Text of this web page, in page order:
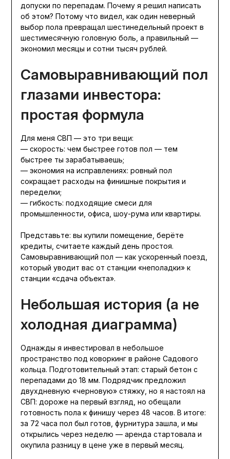
допуски по перепадам. Почему я решил написать
об этом? Потому что видел, как один неверный
выбор пола превращал шестинедельный проект в
шестимесячную головную боль, а правильный —
экономил месяцы и сотни тысяч рублей.
Самовыравнивающий пол
глазами инвестора:
простая формула
Для меня СВП — это три вещи:
— скорость: чем быстрее готов пол — тем
быстрее ты зарабатываешь;
— экономия на исправлениях: ровный пол
сокращает расходы на финишные покрытия и
переделки;
— гибкость: подходящие смеси для
промышленности, офиса, шоу-рума или квартиры.
Представьте: вы купили помещение, берёте
кредиты, считаете каждый день простоя.
Самовыравнивающий пол — как ускоренный поезд,
который уводит вас от станции «неполадки» к
станции «сдача объекта».
Небольшая история (а не
холодная диаграмма)
Однажды я инвестировал в небольшое
пространство под коворкинг в районе Садового
кольца. Подготовительный этап: старый бетон с
перепадами до 18 мм. Подрядчик предложил
двухдневную «черновую» стяжку, но я настоял на
СВП: дороже на первый взгляд, но обещали
готовность пола к финишу через 48 часов. В итоге:
за 72 часа пол был готов, фурнитура зашла, и мы
открылись через неделю — аренда стартовала и
окупила разницу в цене уже в первый месяц.